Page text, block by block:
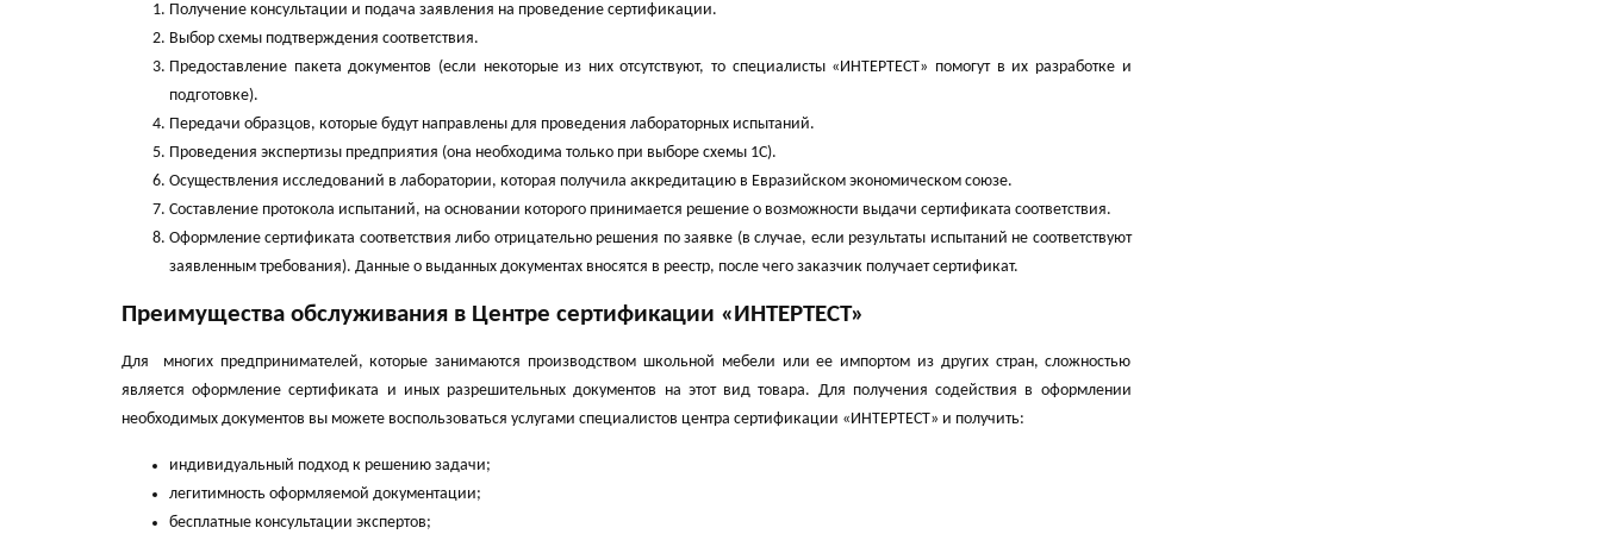
Получение консультации и подача заявления на проведение сертификации.
Выбор схемы подтверждения соответствия.
Предоставление пакета документов (если некоторые из них отсутствуют, то специалисты «ИНТЕРТЕСТ» помогут в их разработке и
подготовке).
Передачи образцов, которые будут направлены для проведения лабораторных испытаний.
Проведения экспертизы предприятия (она необходима только при выборе схемы 1С).
Осуществления исследований в лаборатории, которая получила аккредитацию в Евразийском экономическом союзе.
Составление протокола испытаний, на основании которого принимается решение о возможности выдачи сертификата соответствия.
Оформление сертификата соответствия либо отрицательно решения по заявке (в случае, если результаты испытаний не соответствуют
заявленным требования). Данные о выданных документах вносятся в реестр, после чего заказчик получает сертификат.
Преимущества обслуживания в Центре сертификации «ИНТЕРТЕСТ»
Для многих предпринимателей, которые занимаются производством школьной мебели или ее импортом из других стран, сложностью
является оформление сертификата и иных разрешительных документов на этот вид товара. Для получения содействия в оформлении
необходимых документов вы можете воспользоваться услугами специалистов центра сертификации «ИНТЕРТЕСТ» и получить:
индивидуальный подход к решению задачи;
легитимность оформляемой документации;
бесплатные консультации экспертов;